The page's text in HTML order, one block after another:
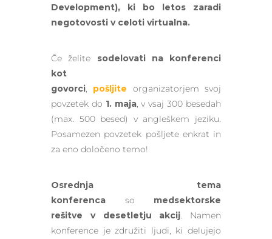
Development), ki bo letos zaradi
negotovosti v celoti virtualna.
Če želite sodelovati na konferenci
kot
govorci
pošljite organizatorjem svoj
povzetek do 1. maja, v vsaj 300 besedah
(max. 500 besed) v angleškem jeziku.
Posamezen povzetek pošljete enkrat in
za eno določeno temo!
Osrednja tema
konferenca so medsektorske
rešitve v desetletju akcij . Namen
konference je združiti ljudi, ki delujejo